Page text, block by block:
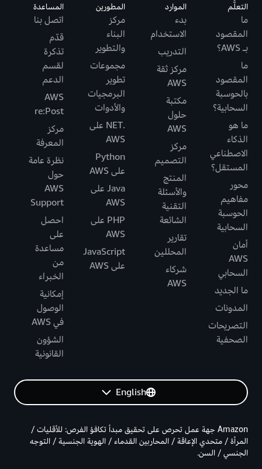
التعلُّم
ما
المقصود
بـ AWS؟
ما
المقصود
بالحوسبة
السحابية؟
ما هو
الذكاء
الاصطناعي
المستقل؟
محور
مفاهيم
الحوسبة
السحابية
أمان
AWS
السحابي
ما الجديد
المدونات
التصريحات
الصحفية
الموارد
بدء
الاستخدام
التدريب
مركز ثقة
AWS
مكتبة
حلول
AWS
مركز
التصميم
المنتج
والأسئلة
التقنية
الشائعة
تقارير
المحللين
شركاء
AWS
المطورين
مركز
البناء
والتطوير
مجموعات
تطوير
البرمجيات
والأدوات
.NET على
AWS
Python
على AWS
Java على
AWS
PHP على
AWS
JavaScript
على AWS
المساعدة
اتصل بنا
قدّم
تذكرة
لقسم
الدعم
AWS
re:Post
مركز
المعرفة
نظرة عامة
حول
AWS
Support
احصل
على
مساعدة
من
الخبراء
إمكانية
الوصول
في AWS
الشؤون
القانونية
English
Amazon جهة عمل تحرص على تحقيق مبدأ تكافؤ الفرص: للأقليات /
المرأة / متحدي الإعاقة / المحاربين القدماء / الهوية الجنسية / التوجه
الجنسي / السن.